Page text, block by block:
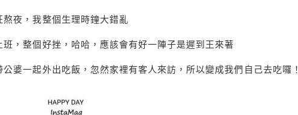
熬夜，我整個生理時鐘大錯亂
班，整個好挫，哈哈，應該會有好一陣子是遲到王來著
公婆一起外出吃飯，忽然家裡有客人來訪，所以變成我們自己去吃囉！